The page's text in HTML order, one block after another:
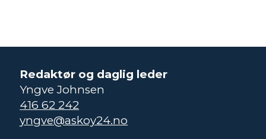
Redaktør og daglig leder
Yngve Johnsen
416 62 242
yngve@askoy24.no